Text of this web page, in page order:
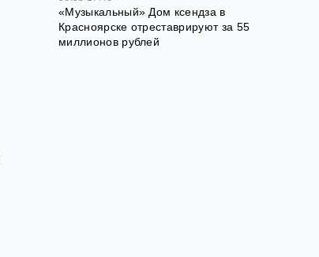
«Музыкальный» Дом ксендза в
Красноярске отреставрируют за 55
миллионов рублей